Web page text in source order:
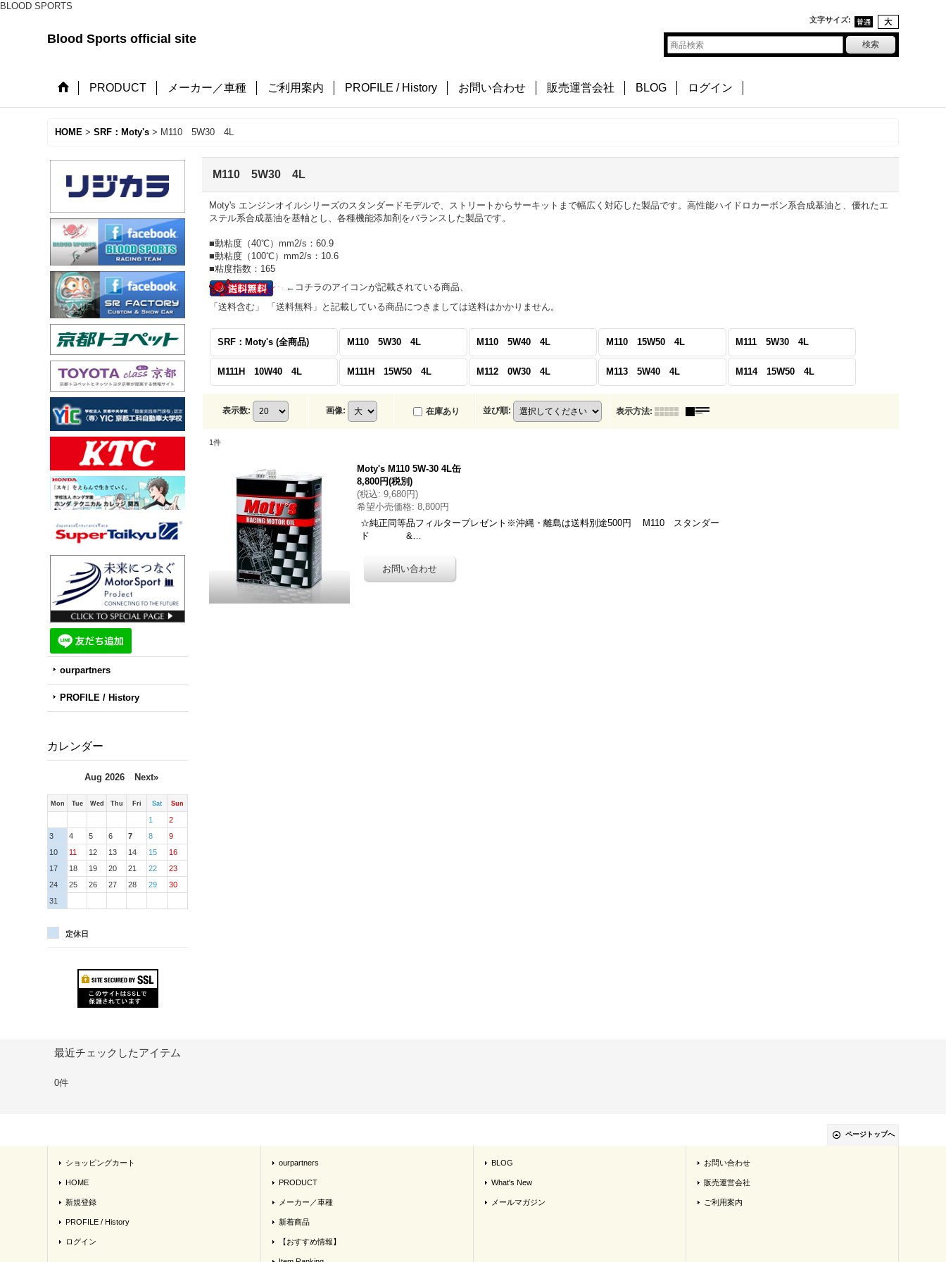
BLOOD SPORTS
文字サイズ:
Blood Sports official site
PRODUCT メーカー／車種 ご利用案内 PROFILE / History お問い合わせ 販売運営会社 BLOG ログイン
HOME > SRF：Moty's > M110 5W30 4L
ourpartners
PROFILE / History
カレンダー
Aug 2026 Next»
Mon Tue Wed Thu Fri Sat Sun
1
2
3
4 5 6 7 8
9
10
11 12 13 14 15
16
17
18 19 20 21 22
23
24
25 26 27 28 29
30
31
定休日
M110 5W30 4L
Moty's エンジンオイルシリーズのスタンダードモデルで、ストリートからサーキットまで幅広く対応した製品です。高性能ハイドロカーボン系合成基油と、優れたエ
ステル系合成基油を基軸とし、各種機能添加剤をバランスした製品です。
■動粘度（40℃）mm2/s：60.9
■動粘度（100℃）mm2/s：10.6
■粘度指数：165
←コチラのアイコンが記載されている商品、
「送料含む」 「送料無料」と記載している商品につきましては送料はかかりません。
SRF：Moty's (全商品) M110 5W30 4L M110 5W40 4L M110 15W50 4L M111 5W30 4L
M111H 10W40 4L M111H 15W50 4L M112 0W30 4L M113 5W40 4L M114 15W50 4L
表示数: 画像: 在庫あり 並び順: 表示方法:
1件
Moty's M110 5W-30 4L缶
8,800円(税別)
(税込: 9,680円)
希望小売価格: 8,800円
☆純正同等品フィルタープレゼント※沖縄・離島は送料別途500円 M110 スタンダー
ド &…
最近チェックしたアイテム
0件
ページトップへ
ショッピングカート
HOME
新規登録
PROFILE / History
ログイン
ourpartners
PRODUCT
メーカー／車種
新着商品
【おすすめ情報】
BLOG
What's New
メールマガジン
お問い合わせ
販売運営会社
ご利用案内